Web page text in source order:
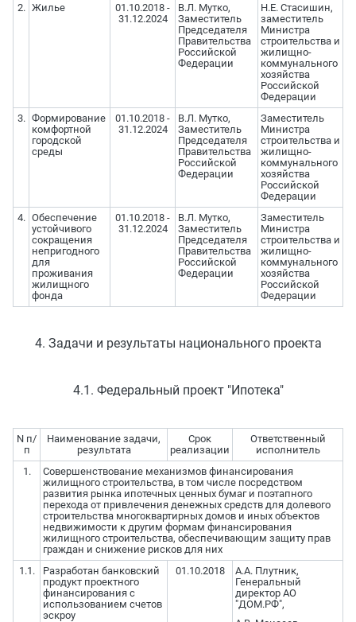
2. Жилье
01.10.2018 -
31.12.2024
В.Л. Мутко,
Заместитель
Председателя
Правительства
Российской
Федерации
Н.Е. Стасишин,
заместитель
Министра
строительства и
жилищно-
коммунального
хозяйства
Российской
Федерации
3. Формирование
комфортной
городской
среды
01.10.2018 -
31.12.2024
В.Л. Мутко,
Заместитель
Председателя
Правительства
Российской
Федерации
Заместитель
Министра
строительства и
жилищно-
коммунального
хозяйства
Российской
Федерации
4. Обеспечение
устойчивого
сокращения
непригодного
для
проживания
жилищного
фонда
01.10.2018 -
31.12.2024
В.Л. Мутко,
Заместитель
Председателя
Правительства
Российской
Федерации
Заместитель
Министра
строительства и
жилищно-
коммунального
хозяйства
Российской
Федерации
4. Задачи и результаты национального проекта
4.1. Федеральный проект "Ипотека"
N п/
п
Наименование задачи,
результата
Срок
реализации
Ответственный
исполнитель
1.
Совершенствование механизмов финансирования
жилищного строительства, в том числе посредством
развития рынка ипотечных ценных бумаг и поэтапного
перехода от привлечения денежных средств для долевого
строительства многоквартирных домов и иных объектов
недвижимости к другим формам финансирования
жилищного строительства, обеспечивающим защиту прав
граждан и снижение рисков для них
1.1.
Разработан банковский
продукт проектного
финансирования с
использованием счетов
эскроу
01.10.2018
А.А. Плутник,
Генеральный
директор АО
"ДОМ.РФ",